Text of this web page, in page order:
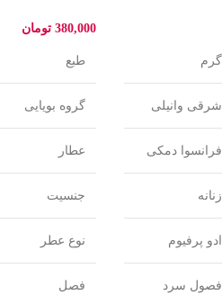
گرم
شرقی وانیلی
فرانسوا دمکی
زنانه
ادو پرفیوم
فصول سرد
380,000 تومان
طبع
گروه بویایی
عطار
جنسیت
نوع عطر
فصل